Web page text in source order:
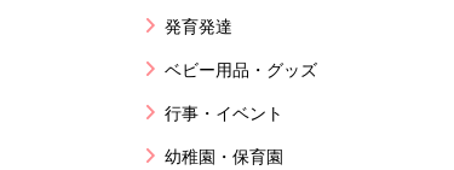
発育発達
ベビー用品・グッズ
行事・イベント
幼稚園・保育園